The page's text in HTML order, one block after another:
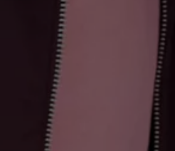
Magazin
Elektromobilität
Volkswagen R
Pannen- und Unfallhilfe
Volkswagen